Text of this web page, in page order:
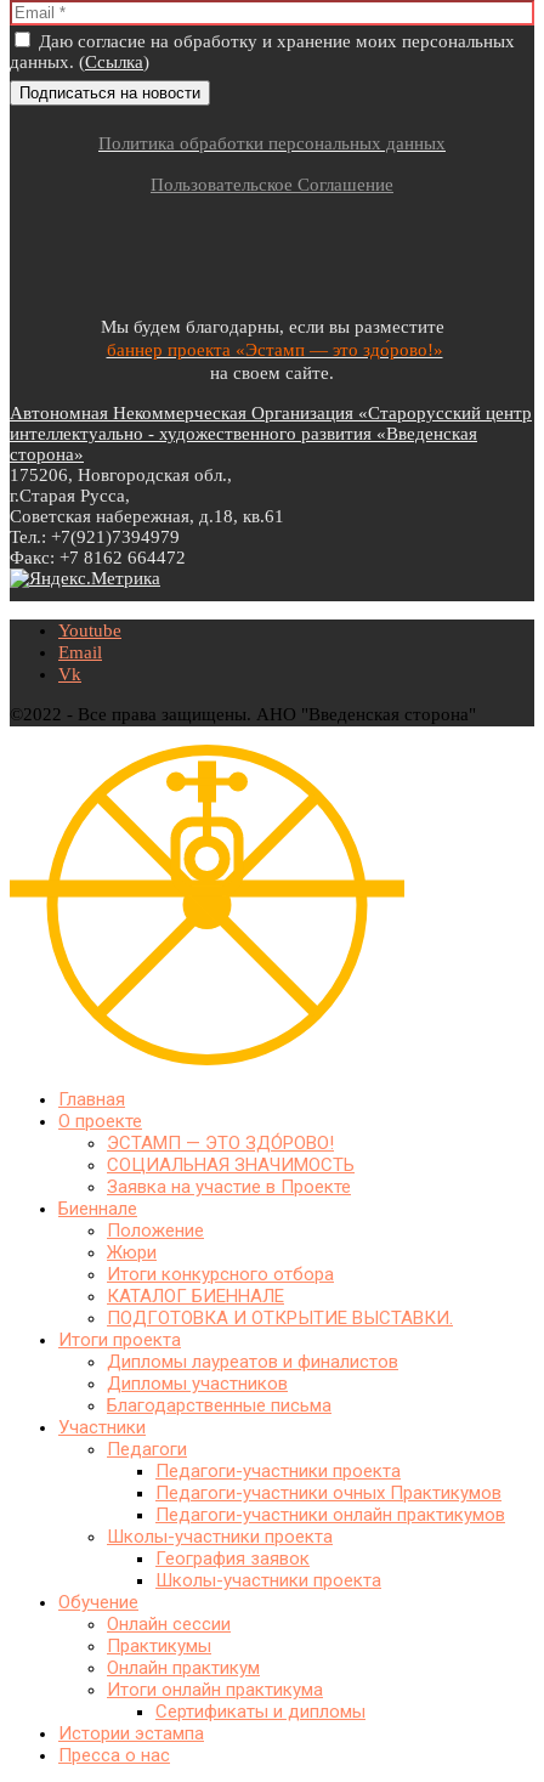
Даю согласие на обработку и хранение моих персональных
данных. (Ссылка)
Политика обработки персональных данных
Пользовательское Соглашение
Мы будем благодарны, если вы разместите
баннер проекта «Эстамп — это здо́рово!»
на своем сайте.
Автономная Некоммерческая Организация «Старорусский центр
интеллектуально - художественного развития «Введенская
сторона»
175206, Новгородская обл.,
г.Старая Русса,
Советская набережная, д.18, кв.61
Тел.: +7(921)7394979
Факс: +7 8162 664472
Youtube
Email
Vk
©2022 - Все права защищены. АНО "Введенская сторона"
Главная
О проекте
ЭСТАМП — ЭТО ЗДО́РОВО!
СОЦИАЛЬНАЯ ЗНАЧИМОСТЬ
Заявка на участие в Проекте
Биеннале
Положение
Жюри
Итоги конкурсного отбора
КАТАЛОГ БИЕННАЛЕ
ПОДГОТОВКА И ОТКРЫТИЕ ВЫСТАВКИ.
Итоги проекта
Дипломы лауреатов и финалистов
Дипломы участников
Благодарственные письма
Участники
Педагоги
Педагоги-участники проекта
Педагоги-участники очных Практикумов
Педагоги-участники онлайн практикумов
Школы-участники проекта
География заявок
Школы-участники проекта
Обучение
Онлайн сессии
Практикумы
Онлайн практикум
Итоги онлайн практикума
Сертификаты и дипломы
Истории эстампа
Пресса о нас